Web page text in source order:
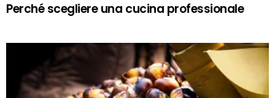
Perché scegliere una cucina professionale